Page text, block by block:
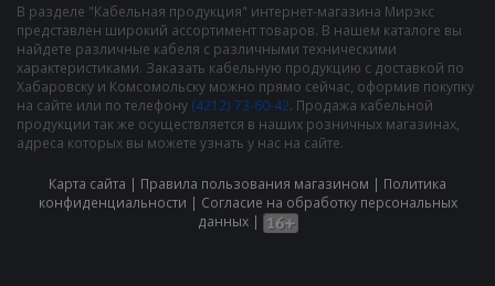
В разделе "Кабельная продукция" интернет-магазина Мирэкс
представлен широкий ассортимент товаров. В нашем каталоге вы
найдете различные кабеля с различными техническими
характеристиками. Заказать кабельную продукцию с доставкой по
Хабаровску и Комсомольску можно прямо сейчас, оформив покупку
на сайте или по телефону (4212) 73-60-42. Продажа кабельной
продукции так же осуществляется в наших розничных магазинах,
адреса которых вы можете узнать у нас на сайте.
Карта сайта | Правила пользования магазином | Политика
конфиденциальности | Cогласие на обработку персональных
данных|